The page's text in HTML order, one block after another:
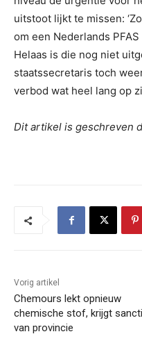
uitstoot lijkt te missen:
om een Nederlands
Helaas is die nog niet
staatssecretaris toch
verbod wat heel lang op
Dit artikel is geschreven
Vorig artikel
Chemours lekt opnieuw
chemische stof, krijgt
van provincie